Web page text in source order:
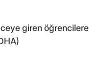
giren öğrencilere